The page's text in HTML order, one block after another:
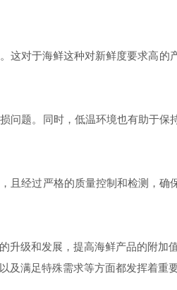
对于海鲜这种对新鲜度要求高的
题。同时，低温环境也有助于保
经过严格的质量控制和检测，确
级和发展，提高海鲜产品的附加值
满足特殊需求等方面都发挥着重要